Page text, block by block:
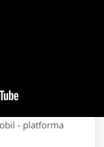
- platforma